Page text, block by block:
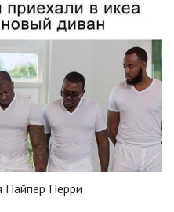
Пайпер Перри